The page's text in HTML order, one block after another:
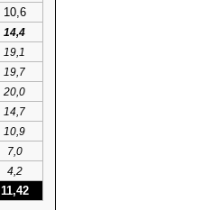
10,6
14,4
19,1
19,7
20,0
14,7
10,9
7,0
4,2
11,42